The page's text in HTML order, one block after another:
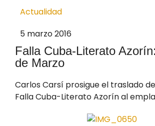
Actualidad
5 marzo 2016
Falla Cuba-Literato
de Marzo
Carlos Carsí prosigue el traslado
Falla Cuba-Literato Azorín al